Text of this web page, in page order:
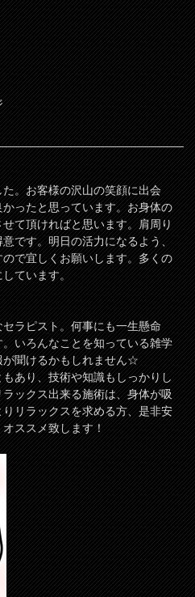
。お客様の沢山の笑顔に出会
ったと思っています。お身体の
て頂ければと思います。肩周り
です。明日の活力になるよう、
で宜しくお願いします。多くの
しています。
ラピスト。何事にも一生懸命
いろんなことを知っている雑学
が聞けるかもしれません☆
あり、技術や知識もしっかりし
ックス出来る施術は、身体が吸
リラックスを求める方、是非安
ススメ致します！